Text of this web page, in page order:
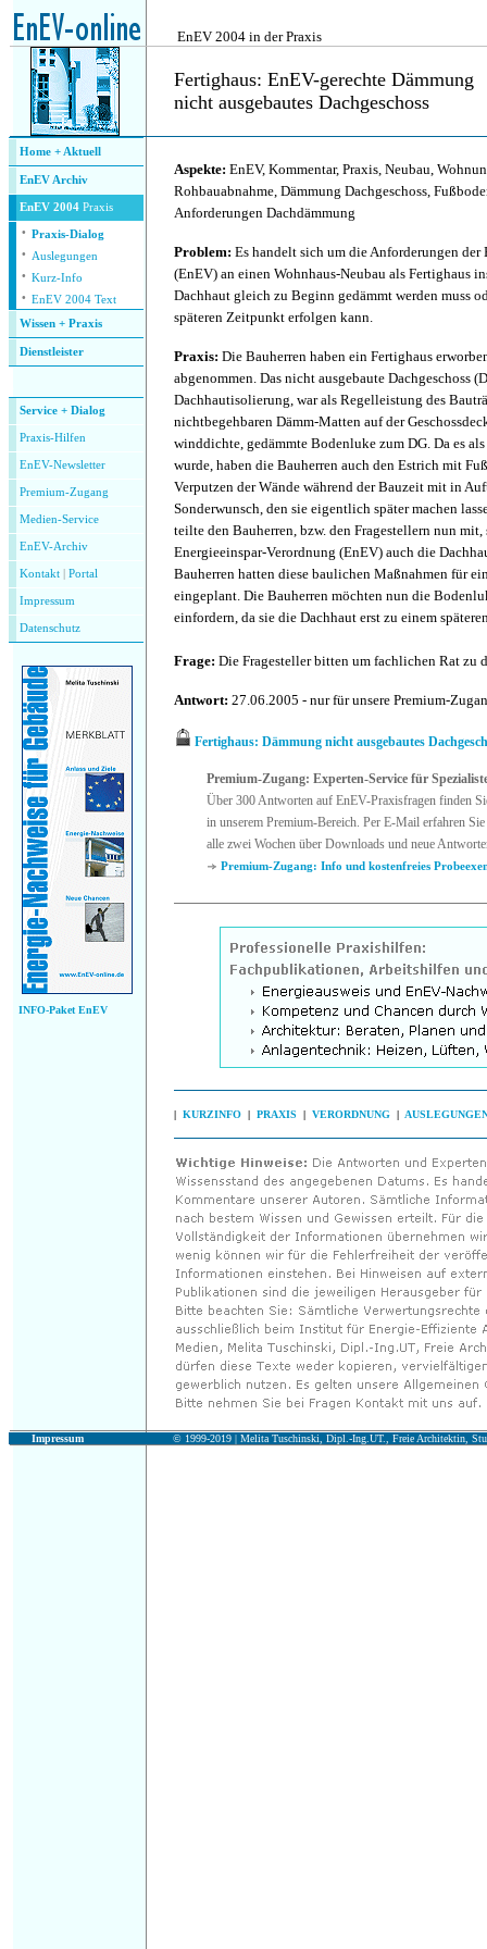
EnEV 2004 in der Praxis
Fertighaus: EnEV-gerechte Dämmung
nicht ausgebautes Dachgeschoss
Home + Aktuell
EnEV Archiv
EnEV 2004 Praxis
· Praxis-Dialog
· Auslegungen
· Kurz-Info
· EnEV 2004 Text
Wissen + Praxis
Dienstleister
Service + Dialog
Praxis-Hilfen
EnEV-Newsletter
Premium-Zugang
Medien-Service
EnEV-Archiv
Kontakt Portal
Impressum
Datenschutz
INFO-Paket EnEV
Aspekte: EnEV, Kommentar, Praxis, Neubau,
Rohbauabnahme, Dämmung Dachgeschoss,
Anforderungen Dachdämmung
Problem: Es handelt sich um die Anforderungen
(EnEV) an einen Wohnhaus-Neubau als Fertighaus
Dachhaut gleich zu Beginn gedämmt werden muss
späteren Zeitpunkt erfolgen kann.
Praxis: Die Bauherren haben ein Fertighaus
abgenommen. Das nicht ausgebaute Dachgeschoss
Dachhautisolierung, war als Regelleistung des
nichtbegehbaren Dämm-Matten auf der
winddichte, gedämmte Bodenluke zum DG. Da es
wurde, haben die Bauherren auch den Estrich mit
Verputzen der Wände während der Bauzeit mit in
Sonderwunsch, den sie eigentlich später machen
teilte den Bauherren, bzw. den Fragestellern nun mit,
Energieeinspar-Verordnung (EnEV) auch die
Bauherren hatten diese baulichen Maßnahmen für
eingeplant. Die Bauherren möchten nun die
einfordern, da sie die Dachhaut erst zu einem
Frage: Die Fragesteller bitten um fachlichen Rat zu
Antwort: 27.06.2005 - nur für unsere Premium-
Fertighaus: Dämmung nicht ausgebautes
Premium-Zugang: Experten-Service für
Über 300 Antworten auf EnEV-Praxisfragen finden
in unserem Premium-Bereich. Per E-Mail erfahren Sie
alle zwei Wochen über Downloads und neue
Premium-Zugang: Info und kostenfreies
| KURZINFO | PRAXIS | VERORDNUNG |
Impressum © 1999-2019 | Melita Tuschinski, Dipl.-Ing.UT., Freie Architektin,